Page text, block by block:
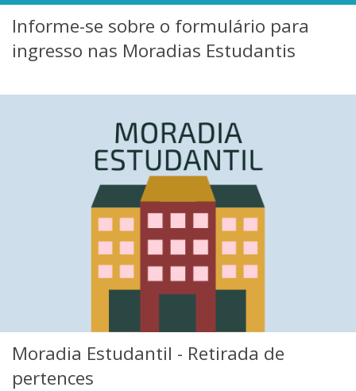
Informe-se sobre o formulário para
ingresso nas Moradias Estudantis
Moradia Estudantil - Retirada de
pertences